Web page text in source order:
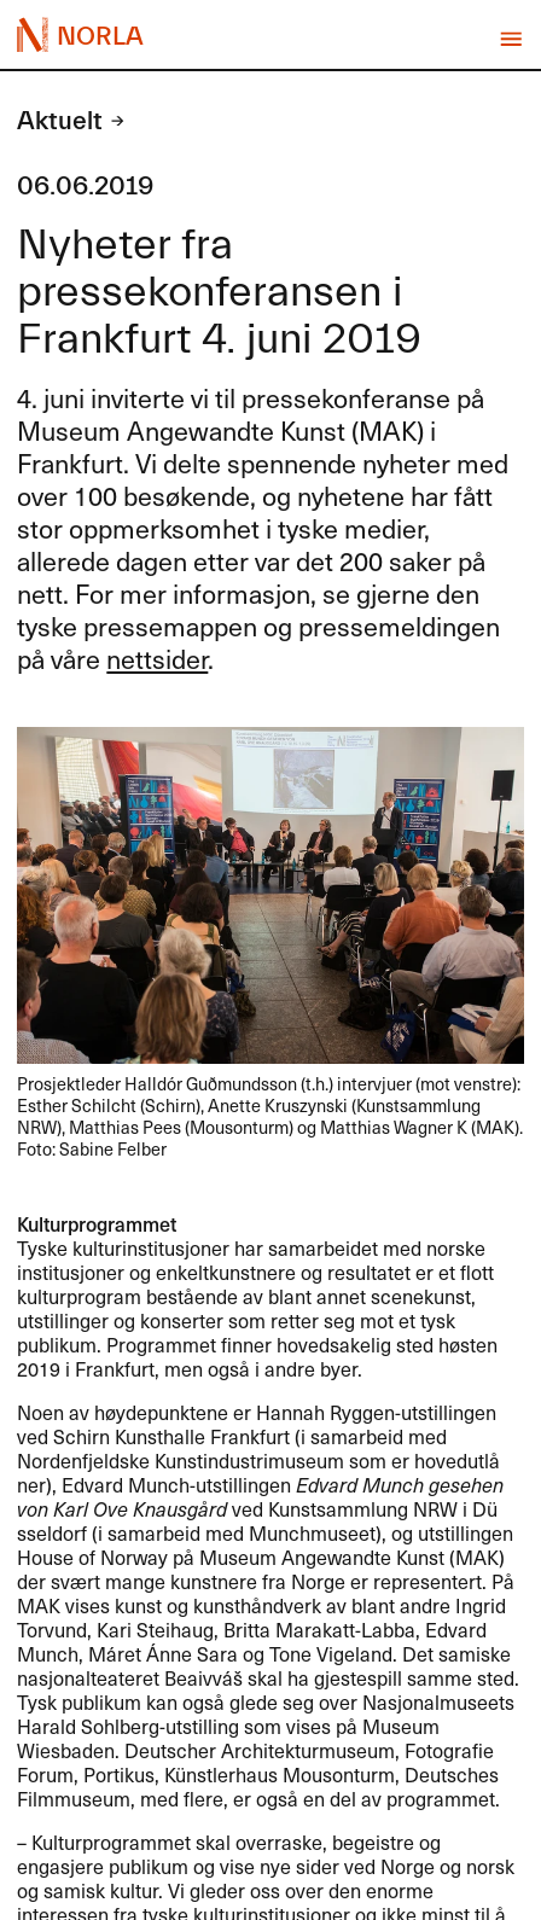
NORLA
Aktuelt
06.06.2019
Nyheter fra
pressekonferansen i
Frankfurt 4. juni 2019
4. juni inviterte vi til pressekonferanse på
Museum Angewandte Kunst (MAK) i
Frankfurt. Vi delte spennende nyheter med
over 100 besøkende, og nyhetene har fått
stor oppmerksomhet i tyske medier,
allerede dagen etter var det 200 saker på
nett. For mer informasjon, se gjerne den
tyske pressemappen og pressemeldingen
på våre nettsider.
Prosjektleder Halldór Guðmundsson (t.h.) intervjuer (mot venstre):
Esther Schilcht (Schirn), Anette Kruszynski (Kunstsammlung
NRW), Matthias Pees (Mousonturm) og Matthias Wagner K (MAK).
Foto: Sabine Felber
Kulturprogrammet
Tyske kulturinstitusjoner har samarbeidet med norske
institusjoner og enkeltkunstnere og resultatet er et flott
kulturprogram best​å​ende av blant annet scenekunst,
utstillinger og konserter som retter seg mot et tysk
publikum. Programmet finner hovedsakelig sted h​ø​sten
2019 i Frankfurt, men ogs​å i andre byer.​​
Noen av h​ø​ydepunktene er Hannah Ryggen-utstillingen
ved Schirn Kunsthalle Frankfurt (i samarbeid med
Nordenfjeldske Kunstindustrimuseum som er hovedutl​å​
ner), Edvard Munch-utstillingenEdvard Munch gesehen
von Karl Ove Knausg​å​rdved Kunstsammlung NRW i D​ü​
sseldorf (i samarbeid med Munchmuseet), og utstillingen
House of Norway p​å Museum Angewandte Kunst (MAK)
der sv​æ​rt mange kunstnere fra Norge er representert. P​å
MAKvises kunst og kunsth​å​ndverk av blant andre Ingrid
Torvund, Kari Steihaug, Britta Marakatt-Labba, Edvard
Munch, M​á​ret ​Á​nne Sara og Tone Vigeland. Det samiske
nasjonalteateret Beaivv​áš skal ha gjestespill samme sted.
Tysk publikum kan ogs​å glede seg over Nasjonalmuseets
Harald Sohlberg-utstilling som vises p​å Museum
Wiesbaden. Deutscher Architekturmuseum, Fotografie
Forum, Portikus, K​ü​nstlerhaus Mousonturm, Deutsches
Filmmuseum, med flere, er ogs​å en del av programmet.​​
​– Kulturprogrammet skal overraske, begeistre og
engasjere publikum og vise nye sider ved Norge og norsk
og samisk kultur. Vi gleder oss over den enorme